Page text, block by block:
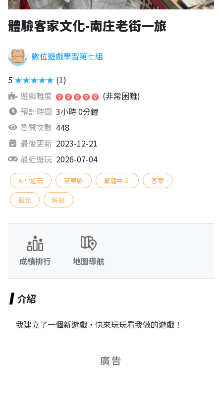
體驗客家文化-南庄老街一旅
數位遊戲學習第七組
5 ★★★★★ (1)
遊戲難度
(非常困難)
預計時間 3小時 0分鐘
瀏覽次數 448
最後更新 2023-12-21
最近遊玩 2026-07-04
APP遊玩 苗栗縣 繁體中文 客家
觀光 解謎
成績排行 地圖導航
介紹
我建立了一個新遊戲，快來玩玩看我做的遊戲！
廣告